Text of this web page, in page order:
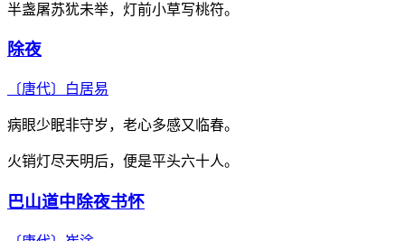
半盏屠苏犹未举，灯前小草写桃符。
除夜
〔唐代〕 白居易
病眼少眠非守岁，老心多感又临春。
火销灯尽天明后，便是平头六十人。
巴山道中除夜书怀